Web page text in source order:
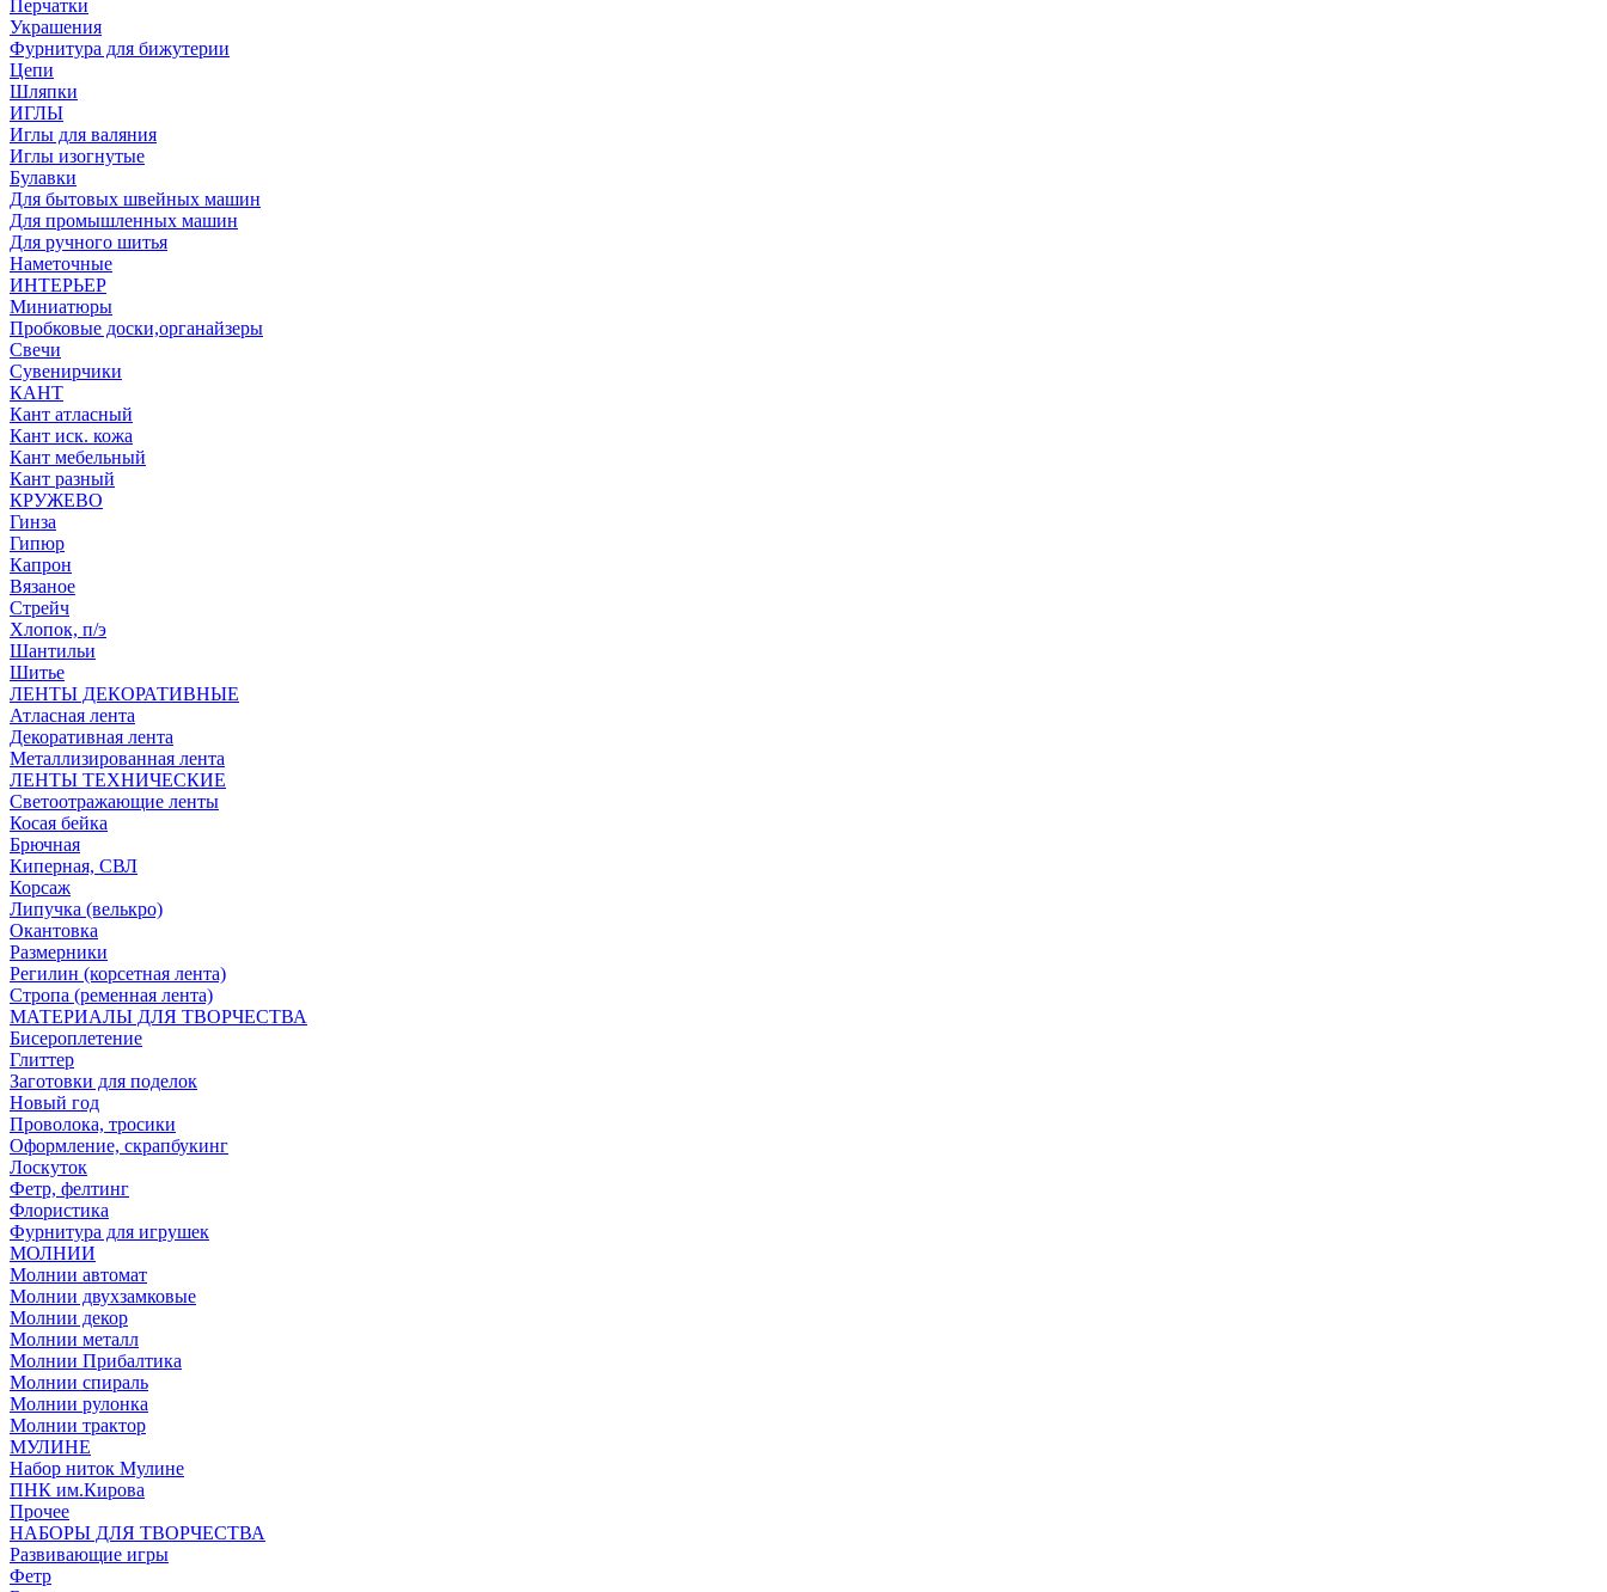
Перчатки
Украшения
Фурнитура для бижутерии
Цепи
Шляпки
ИГЛЫ
Иглы для валяния
Иглы изогнутые
Булавки
Для бытовых швейных машин
Для промышленных машин
Для ручного шитья
Наметочные
ИНТЕРЬЕР
Миниатюры
Пробковые доски,органайзеры
Свечи
Сувенирчики
КАНТ
Кант атласный
Кант иск. кожа
Кант мебельный
Кант разный
КРУЖЕВО
Гинза
Гипюр
Капрон
Вязаное
Стрейч
Хлопок, п/э
Шантильи
Шитье
ЛЕНТЫ ДЕКОРАТИВНЫЕ
Атласная лента
Декоративная лента
Металлизированная лента
ЛЕНТЫ ТЕХНИЧЕСКИЕ
Светоотражающие ленты
Косая бейка
Брючная
Киперная, СВЛ
Корсаж
Липучка (велькро)
Окантовка
Размерники
Регилин (корсетная лента)
Стропа (ременная лента)
МАТЕРИАЛЫ ДЛЯ ТВОРЧЕСТВА
Бисероплетение
Глиттер
Заготовки для поделок
Новый год
Проволока, тросики
Оформление, скрапбукинг
Лоскуток
Фетр, фелтинг
Флористика
Фурнитура для игрушек
МОЛНИИ
Молнии автомат
Молнии двухзамковые
Молнии декор
Молнии металл
Молнии Прибалтика
Молнии спираль
Молнии рулонка
Молнии трактор
МУЛИНЕ
Набор ниток Мулине
ПНК им.Кирова
Прочее
НАБОРЫ ДЛЯ ТВОРЧЕСТВА
Развивающие игры
Фетр